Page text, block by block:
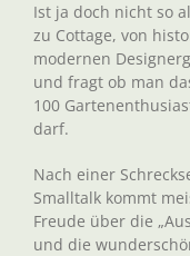
Ist ja doch nicht so
zu Cottage, von
modernen
und fragt ob man
100
darf.
Nach einer
Smalltalk kommt
Freude über die
und die